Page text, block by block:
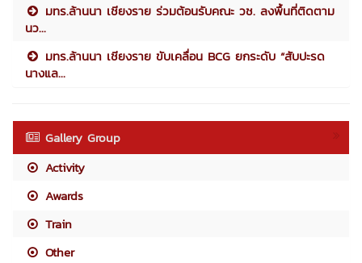
มทร.ล้านนา เชียงราย ร่วมต้อนรับคณะ วช. ลงพื้นที่ติดตาม
นว...
มทร.ล้านนา เชียงราย ขับเคลื่อน BCG ยกระดับ “สับปะรด
นางแล...
Gallery Group
Activity
Awards
Train
Other